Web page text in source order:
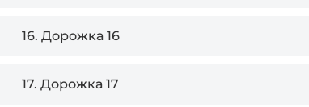
16. Дорожка 16
17. Дорожка 17